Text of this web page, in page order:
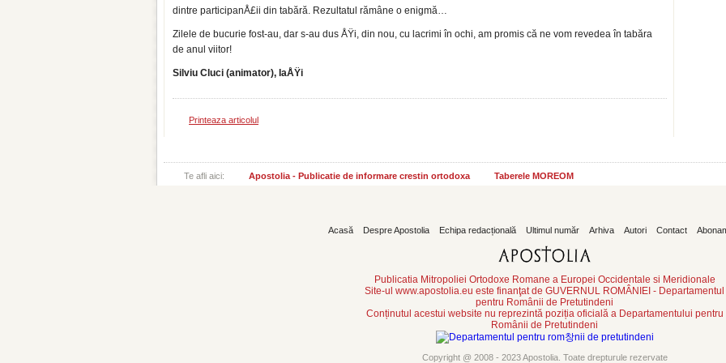
dintre participanÅ£ii din tabără. Rezultatul rămâne o enigmă…
Zilele de bucurie fost-au, dar s-au dus ÅŸi, din nou, cu lacrimi în ochi, am promis că ne vom revedea în tabăra
de anul viitor!
Silviu Cluci (animator), IaÅŸi
Printeaza articolul
Te afli aici: Apostolia - Publicatie de informare crestin ortodoxa Taberele MOREOM
Acasă Despre Apostolia Echipa redacțională Ultimul număr Arhiva Autori Contact
Publicatia Mitropoliei Ortodoxe Romane a Europei Occidentale si Meridionale
Site-ul www.apostolia.eu este finanţat de GUVERNUL ROMÂNIEI - Departamentul
pentru Românii de Pretutindeni
Conținutul acestui website nu reprezintă poziția oficială a Departamentului pentru
Românii de Pretutindeni
Copyright @ 2008 - 2023 Apostolia. Toate drepturule rezervate